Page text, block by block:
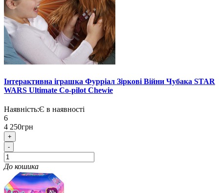
Інтерактивна іграшка Фурріал Зіркові Війни Чубака STAR
WARS Ultimate Co-pilot Chewie
Наявність:Є в наявності
6
4 250грн
+
-
До кошика